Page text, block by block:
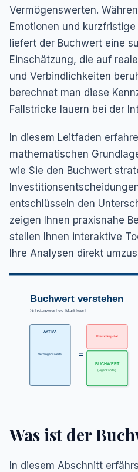
Vermögenswerten.
Emotionen und
liefert der Buchwert eine
Einschätzung, die auf
und Verbindlichkeiten
berechnet man diese
Fallstricke lauern bei der
In diesem Leitfaden
mathematischen
wie Sie den Buchwert
entschlüsseln den
zeigen Ihnen praxisnahe
stellen Ihnen interaktive
Ihre Analysen direkt
Buchwert verstehen
Substanzwert vs. Marktwert
AKTIVA
Vermögenswerte =
Fremdkapital
BUCHWERT
(Eigenkapital)
Was ist der
In diesem Abschnitt